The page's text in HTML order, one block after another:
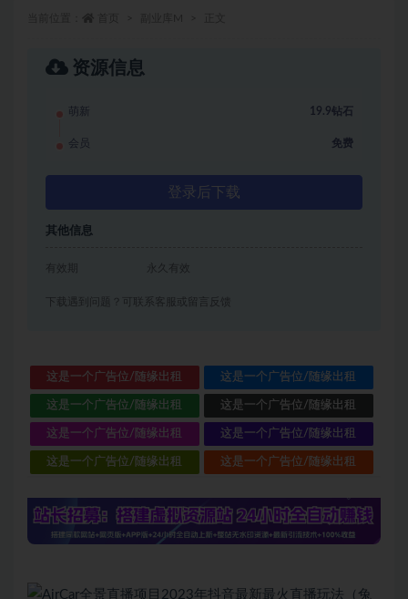
资源信息
萌新 19.9钻石
会员 免费
登录后下载
其他信息
有效期 永久有效
下载遇到问题？可联系客服或留言反馈
这是一个广告位/随缘出租 这是一个广告位/随缘出租
这是一个广告位/随缘出租 这是一个广告位/随缘出租
这是一个广告位/随缘出租 这是一个广告位/随缘出租
这是一个广告位/随缘出租 这是一个广告位/随缘出租